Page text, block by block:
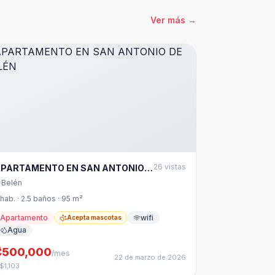
Ver más →
EN SAN ANTONIO
BELÉN
26 vistas
Belén
· 2.5 baños · 95 m²
Apartamento Acepta mascotas
wifi
Agua
/mes 22 de marzo de 2026